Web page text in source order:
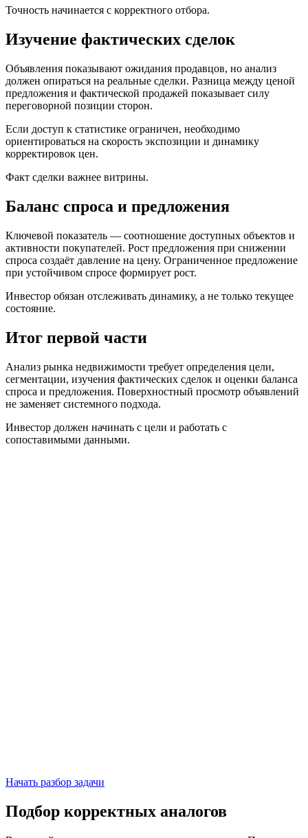
Точность начинается с корректного отбора.
Изучение фактических сделок
Объявления показывают ожидания продавцов, но анализ
должен опираться на реальные сделки. Разница между ценой
предложения и фактической продажей показывает силу
переговорной позиции сторон.
Если доступ к статистике ограничен, необходимо
ориентироваться на скорость экспозиции и динамику
корректировок цен.
Факт сделки важнее витрины.
Баланс спроса и предложения
Ключевой показатель — соотношение доступных объектов и
активности покупателей. Рост предложения при снижении
спроса создаёт давление на цену. Ограниченное предложение
при устойчивом спросе формирует рост.
Инвестор обязан отслеживать динамику, а не только текущее
состояние.
Итог первой части
Анализ рынка недвижимости требует определения цели,
сегментации, изучения фактических сделок и оценки баланса
спроса и предложения. Поверхностный просмотр объявлений
не заменяет системного подхода.
Инвестор должен начинать с цели и работать с
сопоставимыми данными.
Начать разбор задачи
Подбор корректных аналогов